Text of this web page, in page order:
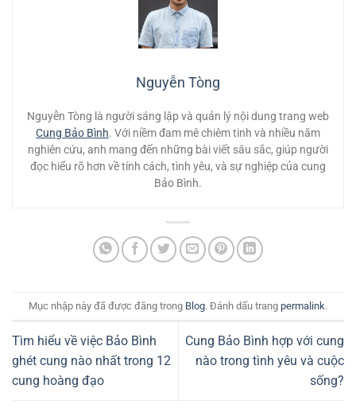
Nguyễn Tòng
Nguyễn Tòng là người sáng lập và quản lý nội dung trang web
Cung Bảo Bình. Với niềm đam mê chiêm tinh và nhiều năm
nghiên cứu, anh mang đến những bài viết sâu sắc, giúp người
đọc hiểu rõ hơn về tính cách, tình yêu, và sự nghiệp của cung
Bảo Bình.
Mục nhập này đã được đăng trong Blog. Đánh dấu trang permalink.
Tìm hiểu về việc Bảo Bình
ghét cung nào nhất trong 12
cung hoàng đạo
Cung Bảo Bình hợp với cung
nào trong tình yêu và cuộc
sống?